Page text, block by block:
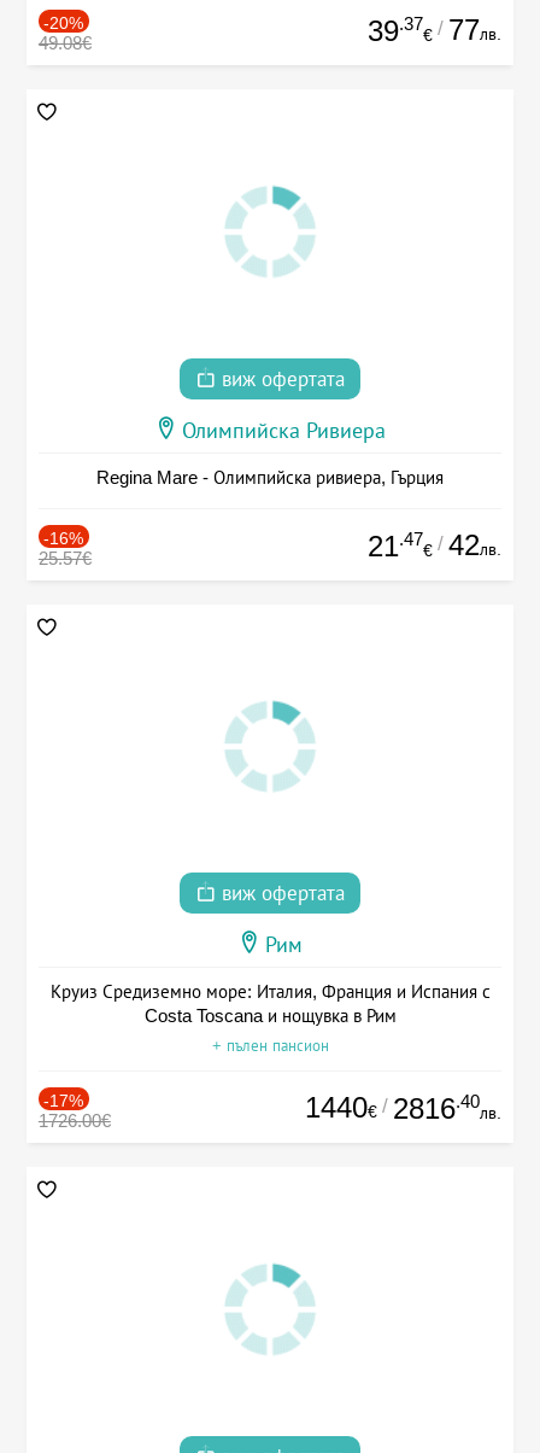
-20%
49.08€ 39.37
€ / 77лв.
виж офертата
Олимпийска Ривиера
Regina Mare - Олимпийска ривиера, Гърция
-16%
25.57€ 21.47
€ / 42лв.
виж офертата
Рим
Круиз Средиземно море: Италия, Франция и Испания с
Costa Toscana и нощувка в Рим
+ пълен пансион
-17%
1726.00€ 1440€ / 2816.40
лв.